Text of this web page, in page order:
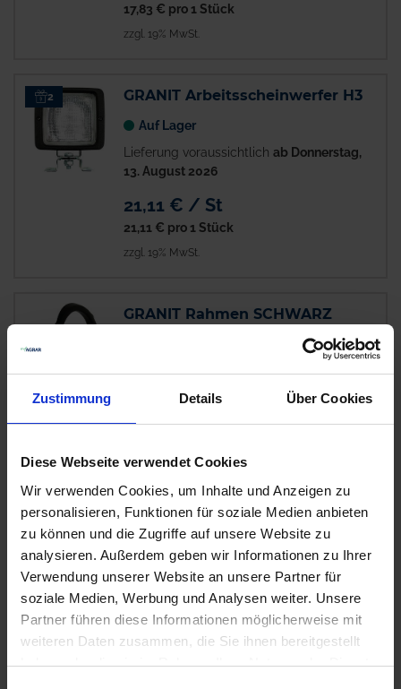
Zustimmung Details Über Cookies
Diese Webseite verwendet Cookies
Wir verwenden Cookies, um Inhalte und Anzeigen zu
personalisieren, Funktionen für soziale Medien anbieten
zu können und die Zugriffe auf unsere Website zu
analysieren. Außerdem geben wir Informationen zu Ihrer
Verwendung unserer Website an unsere Partner für
soziale Medien, Werbung und Analysen weiter. Unsere
Partner führen diese Informationen möglicherweise mit
weiteren Daten zusammen, die Sie ihnen bereitgestellt
haben oder die sie im Rahmen Ihrer Nutzung der Dienste
17,83 € pro 1 Stück
zzgl. 19% MwSt.
2 GRANIT Arbeitsscheinwerfer H3
Auf Lager
Lieferung voraussichtlich ab Donnerstag,
13. August 2026
21,11 € / St
21,11 € pro 1 Stück
zzgl. 19% MwSt.
GRANIT Rahmen SCHWARZ
Lieferung voraussichtlichab Donnerstag,
8,44 € / St
zzgl. 19% MwSt.
6
GRANIT LED Arbeitsscheinwerfer
f. Feldspritze
Auf Lager
Lieferung voraussichtlichab Donnerstag,
60,64 € / St